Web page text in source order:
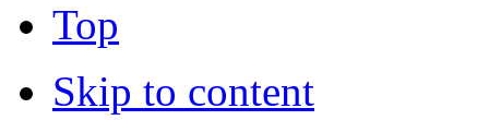
Top
Skip to content